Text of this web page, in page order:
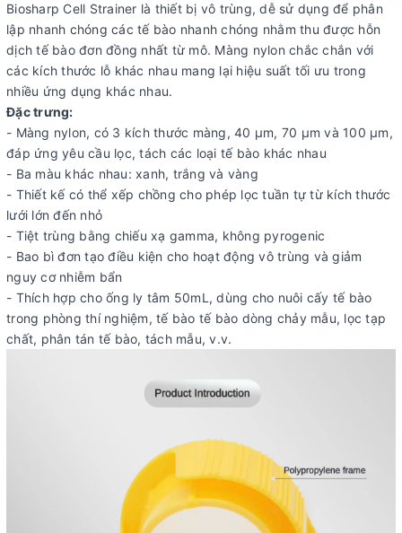
Biosharp Cell Strainer là thiết bị vô trùng, dễ sử dụng để phân
lập nhanh chóng các tế bào nhanh chóng nhằm thu được hỗn
dịch tế bào đơn đồng nhất từ ​​mô. Màng nylon chắc chắn với
các kích thước lỗ khác nhau mang lại hiệu suất tối ưu trong
nhiều ứng dụng khác nhau.
Đặc trưng:
- Màng nylon, có 3 kích thước màng, 40 µm, 70 µm và 100 µm,
đáp ứng yêu cầu lọc, tách các loại tế bào khác nhau
- Ba màu khác nhau: xanh, trắng và vàng
- Thiết kế có thể xếp chồng cho phép lọc tuần tự từ kích thước
lưới lớn đến nhỏ
- Tiệt trùng bằng chiếu xạ gamma, không pyrogenic
- Bao bì đơn tạo điều kiện cho hoạt động vô trùng và giảm
nguy cơ nhiễm bẩn
- Thích hợp cho ống ly tâm 50mL, dùng cho nuôi cấy tế bào
trong phòng thí nghiệm, tế bào tế bào dòng chảy mẫu, lọc tạp
chất, phân tán tế bào, tách mẫu, v.v.